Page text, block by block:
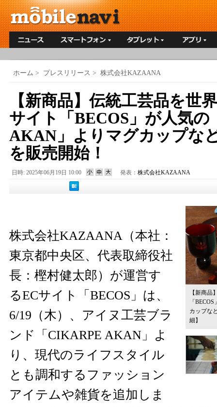
ホーム > プレスリリース > 株式会社KAZAANA
【新商品】伝統工芸品を世
サイト「BECOS」が人気
AKAN」よりマグカップな
を販売開始！
日時: 2025年06月19日 10:00 発表： 株式会社KAZAANA
【新商品
「
カップな
細】
株式会社KAZAANA（本社：
東京都中央区、代表取締役社
長：樫村健太郎）が運営す
るECサイト「BECOS」は、
6/19（木）、アイヌ工芸ブラ
ンド「CIKARPE AKAN」よ
り、現代のライフスタイル
とも調和するファッション
アイテムや雑貨を追加しま